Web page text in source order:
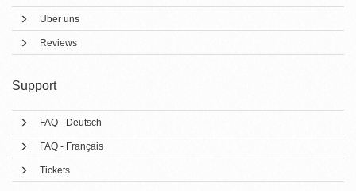
Über uns
Reviews
Support
FAQ - Deutsch
FAQ - Français
Tickets